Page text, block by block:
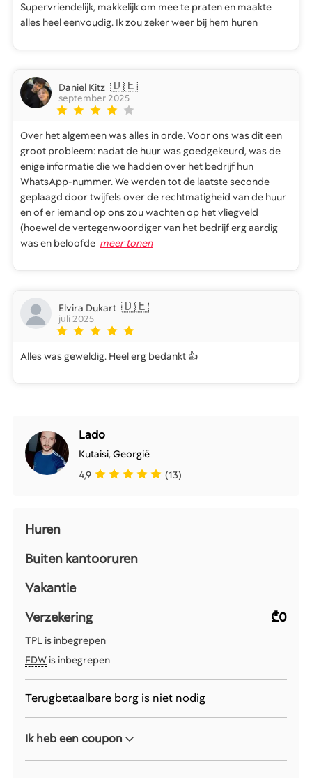
Supervriendelijk, makkelijk om mee te praten en maakte
alles heel eenvoudig. Ik zou zeker weer bij hem huren
Daniel Kitz 🇩🇪
september 2025
Over het algemeen was alles in orde. Voor ons was dit een
groot probleem: nadat de huur was goedgekeurd, was de
enige informatie die we hadden over het bedrijf hun
WhatsApp-nummer. We werden tot de laatste seconde
geplaagd door twijfels over de rechtmatigheid van de huur
en of er iemand op ons zou wachten op het vliegveld
(hoewel de vertegenwoordiger van het bedrijf erg aardig
was en beloofde meer tonen
Elvira Dukart 🇩🇪
juli 2025
Alles was geweldig. Heel erg bedankt 👍
Lado
Kutaisi, Georgië
4,9
(13)
Huren
Buiten kantooruren
Vakantie
Verzekering
₾0
TPL is inbegrepen
FDW is inbegrepen
Terugbetaalbare borg is niet nodig
Ik heb een coupon